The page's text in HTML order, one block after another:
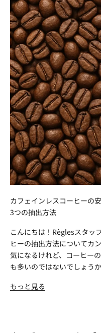
カフェインレスコーヒーの
3つの抽出方法
こんにちは！Règlesスタッ
ヒーの抽出方法についてカ
気になるけれど、コーヒー
も多いのではないでしょう
もっと見る